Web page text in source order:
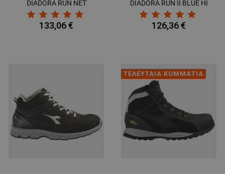
DIADORA RUN NET
AIRBOX GREY/BLACK
LOW S1P SRC
133,06 €
DIADORA RUN II BLUE HI
S3 SRC ESD
126,36 €
ΤΕΛΕΥΤΑΙΑ ΚΟΜΜΑΤΙΑ